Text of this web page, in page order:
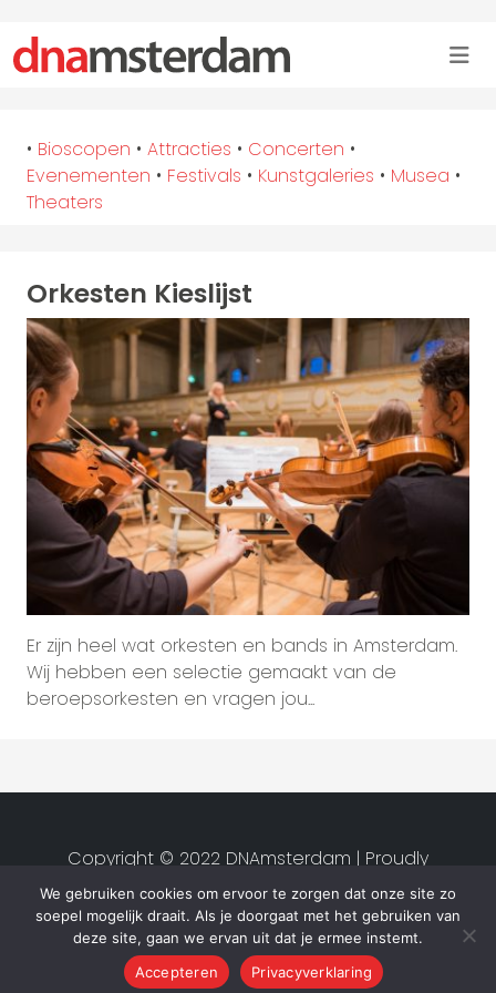
• Bioscopen • Attracties • Concerten •
Evenementen • Festivals • Kunstgaleries • Musea •
Theaters
Orkesten Kieslijst
Er zijn heel wat orkesten en bands in Amsterdam.
Wij hebben een selectie gemaakt van de
beroepsorkesten en vragen jou...
We gebruiken cookies om ervoor te zorgen dat onze site zo
soepel mogelijk draait. Als je doorgaat met het gebruiken van
deze site, gaan we ervan uit dat je ermee instemt.
Accepteren
Privacyverklaring
Copyright © 2022 DNAmsterdam | Proudly
created byStudio van Zwet |
Privacyverklaring|Algemene
voorwaarden